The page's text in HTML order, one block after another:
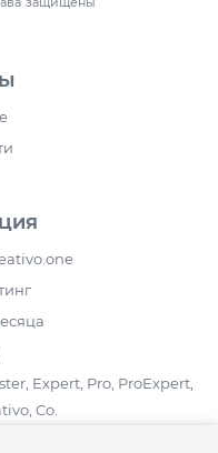
Expert, Pro, ProExpert,
Co.